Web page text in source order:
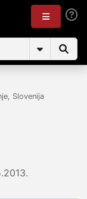
, Slovenija